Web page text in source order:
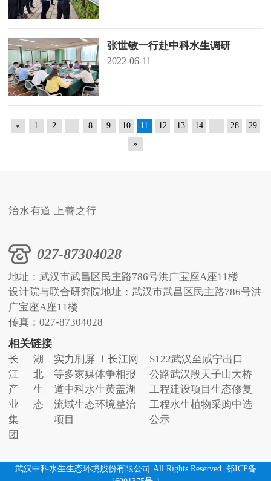
张世敏一行赴中科水生调研
2022-06-11
« 1 2 8 9 10 11 12 13 14 28
29
»
治水有道 上善之行
027-87304028
地址：武汉市武昌区民主路786号洪广宝座A座11楼
设计院与联合研究院地址：武汉市武昌区民主路786号洪
广宝座A座11楼
传真：027-87304028
相关链接
长
江
产
业
集
团
湖
北
生
态
实力刷屏 ！长江网
等多家媒体争相报
道中科水生黄盖湖
流域生态环境整治
项目
S122武汉至咸宁出口
公路武汉段天子山大桥
工程建设项目生态修复
工程水生植物采购中选
公示
武汉中科水生生态环境股份有限公司 All Rights Reserved. 鄂ICP备